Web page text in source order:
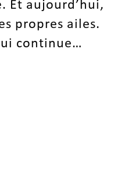
Et aujourd’hui,
propres ailes.
continue…